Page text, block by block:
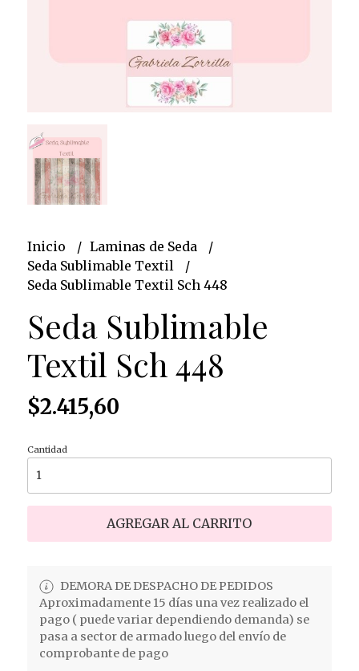
Inicio
Laminas de Seda
Seda Sublimable Textil
Seda Sublimable Textil Sch 448
Seda Sublimable
Textil Sch 448
$2.415,60
Cantidad
AGREGAR AL CARRITO
DEMORA DE DESPACHO DE PEDIDOS
Aproximadamente 15 días una vez realizado el
pago ( puede variar dependiendo demanda) se
pasa a sector de armado luego del envío de
comprobante de pago